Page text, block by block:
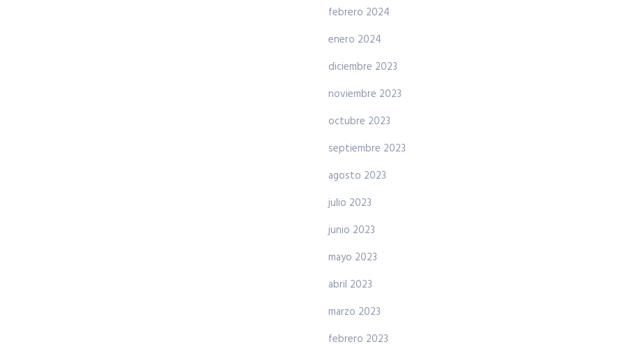
febrero 2024
enero 2024
diciembre 2023
noviembre 2023
octubre 2023
septiembre 2023
agosto 2023
julio 2023
junio 2023
mayo 2023
abril 2023
marzo 2023
febrero 2023